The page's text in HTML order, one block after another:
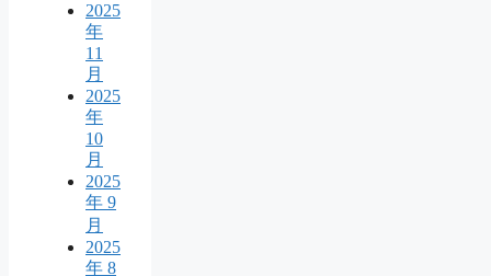
2025
年
11
月
2025
年
10
月
2025
年 9
月
2025
年 8